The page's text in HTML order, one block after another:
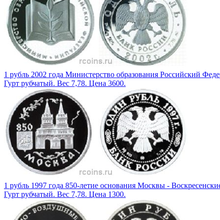
1 рубль 2002 года Министерство образования Российский
Гурт рубчатый. Вес 7,78. Цена 3600.
1 рубль 1997 года 850-летие основания Москвы -
Гурт рубчатый. Вес 7,78. Цена 1300.